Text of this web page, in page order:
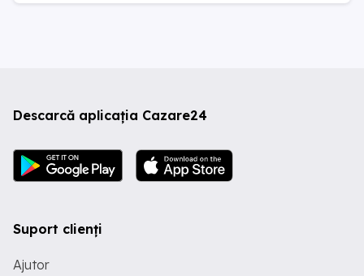
Descarcă aplicația Cazare24
Suport clienți
Ajutor